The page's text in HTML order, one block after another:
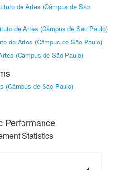
de Artes (Câmpus de São
de Artes (Câmpus de São Paulo)
de Artes (Câmpus de São Paulo)
(Câmpus de São Paulo)
(Câmpus de São Paulo)
Performance
Statistics